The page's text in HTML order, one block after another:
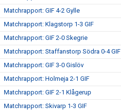
Matchrapport: GIF 4-2 Gylle
Matchrapport: Klagstorp 1-3 GIF
Matchrapport: GIF 2-0 Skegrie
Matchrapport: Staffanstorp Södra 0-4 GIF
Matchrapport: GIF 3-0 Gislöv
Matchrapport: Holmeja 2-1 GIF
Matchrapport: GIF 2-1 Klågerup
Matchrapport: Skivarp 1-3 GIF